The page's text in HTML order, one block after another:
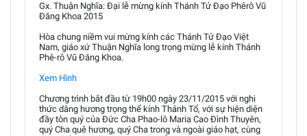
Gx. Thuận Nghĩa: Đại lễ mừng kính Thánh Tử Đạo Phêrô Vũ
Đăng Khoa 2015
Hòa chung niềm vui mừng kính các Thánh Tử Đạo Việt
Nam, giáo xứ Thuận Nghĩa long trọng mừng lễ kính Thánh
Phê-rô Vũ Đăng Khoa.
Xem Hình
Chương trình bắt đầu từ 19h00 ngày 23/11/2015 với nghi
thức dâng hương trọng thể kính Thánh Tổ, với sự hiện diện
đầy tôn quý của Đức Cha Phao-lô Maria Cao Đình Thuyên,
quý Cha quê hương, quý Cha trong và ngoài giáo hạt, cùng